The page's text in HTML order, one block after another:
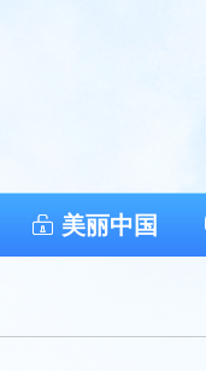
美丽中国